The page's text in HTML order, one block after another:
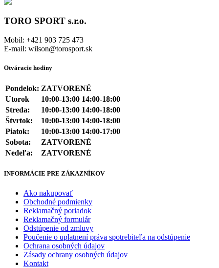
TORO SPORT s.r.o.
Mobil: +421 903 725 473
E-mail: wilson@torosport.sk
Otváracie hodiny
Pondelok: ZATVORENÉ
Utorok
10:00-13:00 14:00-18:00
Streda:
10:00-13:00 14:00-18:00
Štvrtok:
10:00-13:00 14:00-18:00
Piatok:
10:00-13:00 14:00-17:00
Sobota:
ZATVORENÉ
Nedeľa:
ZATVORENÉ
INFORMÁCIE PRE ZÁKAZNÍKOV
Ako nakupovať
Obchodné podmienky
Reklamačný poriadok
Reklamačný formulár
Odstúpenie od zmluvy
Poučenie o uplatnení práva spotrebiteľa na odstúpenie
Ochrana osobných údajov
Zásady ochrany osobných údajov
Kontakt